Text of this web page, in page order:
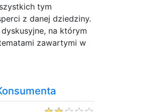
tym
z danej dziedziny.
na którym
zawartymi w